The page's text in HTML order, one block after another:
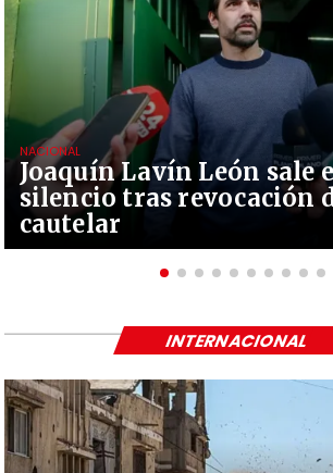
Joaquín Lavín León sale
silencio tras revocación
cautelar
NACIONAL
INTERNACIONAL